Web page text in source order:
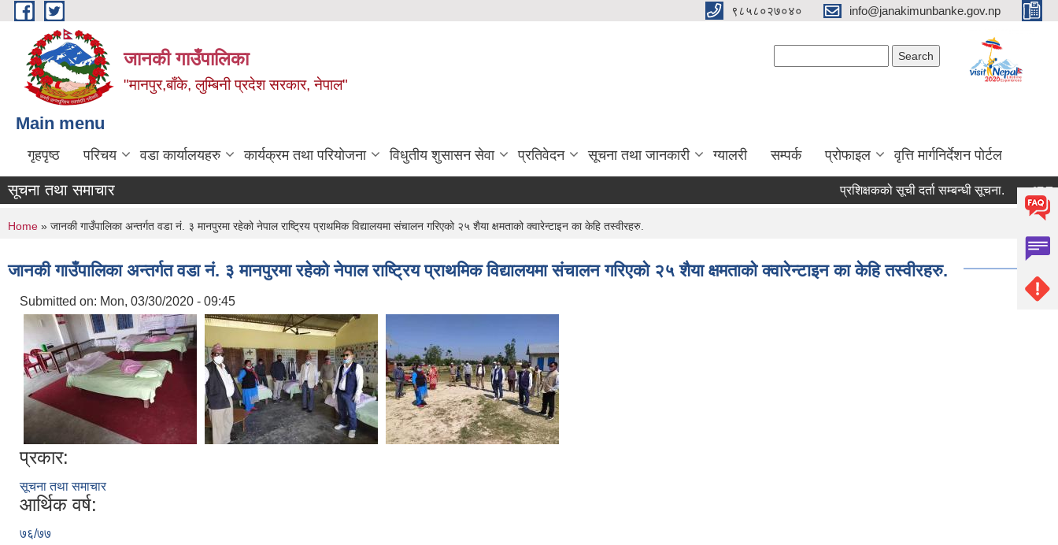
Skip to main content ९८५८०२७०४० info@janakimunbanke.gov.np
जानकी गाउँपालिका
"मानपुर,बाँके, लुम्बिनी प्रदेश सरकार, नेपाल"
Main menu
गृहपृष्ठ परिचय वडा कार्यालयहरु कार्यक्रम तथा परियोजना विधुतीय शुसासन सेवा प्रतिवेदन सूचना तथा जानकारी ग्यालरी सम्पर्क प्रोफाइल वृत्ति मार्गनिर्देशन पोर्टल
सूचना तथा समाचार प्रशिक्षकको सूची दर्ता सम्बन्धी सूचना. आ.व.
You are here
Home » जानकी गाउँपालिका अन्तर्गत वडा नं. ३ मानपुरमा रहेको नेपाल राष्ट्रिय प्राथमिक विद्यालयमा संचालन गरिएको २५ शैया क्षमताको क्वारेन्टाइन का केहि तस्वीरहरु.
जानकी गाउँपालिका अन्तर्गत वडा नं. ३ मानपुरमा रहेको नेपाल राष्ट्रिय प्राथमिक विद्यालयमा संचालन गरिएको २५ शैया क्षमताको क्वारेन्टाइन का केहि तस्वीरहरु.
Submitted on: Mon, 03/30/2020 - 09:45
प्रकार:
सूचना तथा समाचार
आर्थिक वर्ष:
७६/७७